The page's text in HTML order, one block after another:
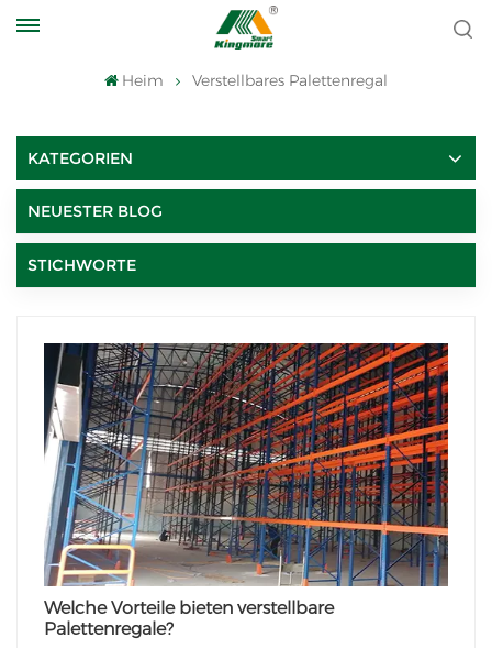
Heim Verstellbares Palettenregal
KATEGORIEN
NEUESTER BLOG
STICHWORTE
Welche Vorteile bieten verstellbare
Palettenregale?